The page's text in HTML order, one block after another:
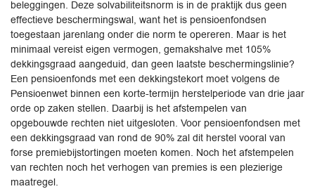
beleggingen. Deze solvabiliteitsnorm is in de praktijk dus geen
effectieve beschermingswal, want het is pensioenfondsen
toegestaan jarenlang onder die norm te opereren. Maar is het
minimaal vereist eigen vermogen, gemakshalve met 105%
dekkingsgraad aangeduid, dan geen laatste beschermingslinie?
Een pensioenfonds met een dekkingstekort moet volgens de
Pensioenwet binnen een korte-termijn herstelperiode van drie jaar
orde op zaken stellen. Daarbij is het afstempelen van
opgebouwde rechten niet uitgesloten. Voor pensioenfondsen met
een dekkingsgraad van rond de 90% zal dit herstel vooral van
forse premiebijstortingen moeten komen. Noch het afstempelen
van rechten noch het verhogen van premies is een plezierige
maatregel.